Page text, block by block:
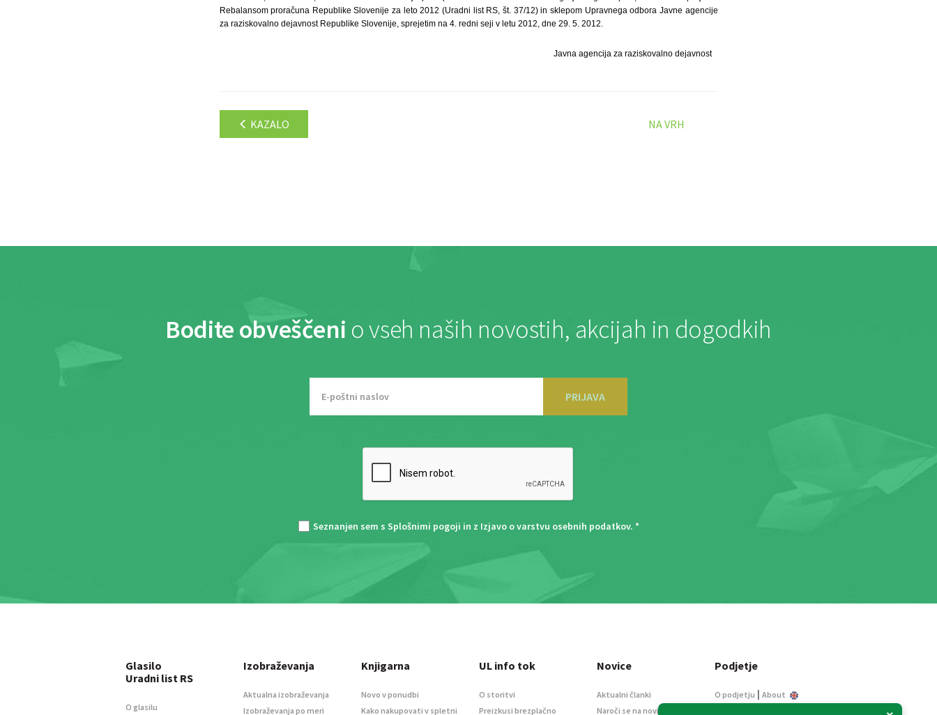
Rebalansom proračuna Republike Slovenije za leto 2012 (Uradni list RS, št. 37/12) in sklepom Upravnega odbora Javne agencije
za raziskovalno dejavnost Republike Slovenije, sprejetim na 4. redni seji v letu 2012, dne 29. 5. 2012.
Javna agencija za raziskovalno dejavnost
KAZALO NA VRH
Bodite obveščeni o vseh naših novostih, akcijah in dogodkih
PRIJAVA
Seznanjen sem s Splošnimi pogoji in z Izjavo o varstvu osebnih podatkov. *
Glasilo
Uradni list RS
O glasilu
Izobraževanja
Aktualna izobraževanja
Izobraževanja po meri
Knjigarna
Novo v ponudbi
Kako nakupovati v spletni
UL info tok
O storitvi
Preizkusi brezplačno
Novice
Aktualni članki
Naroči se na novice
Podjetje
O podjetju | About